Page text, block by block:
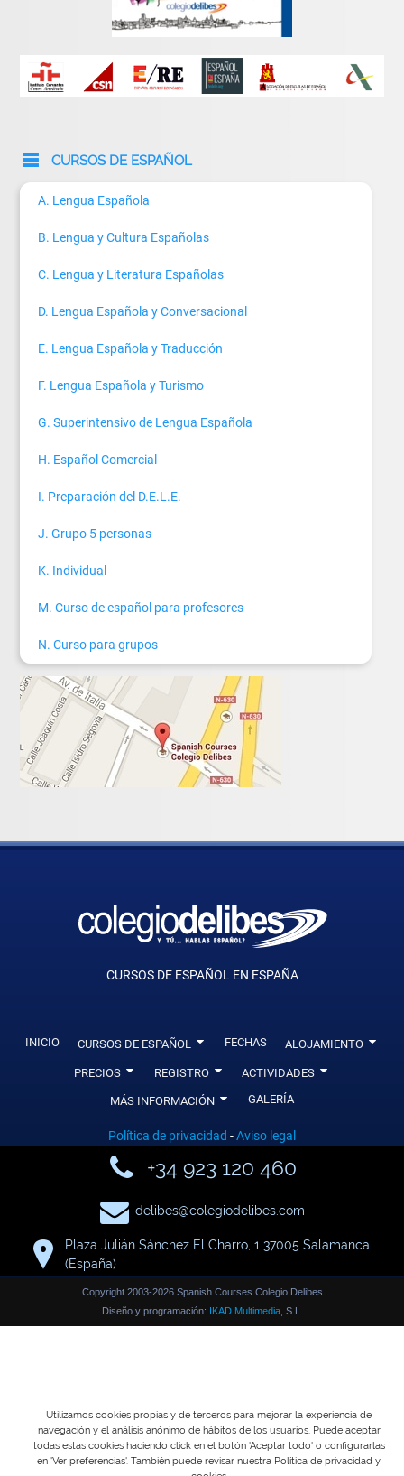
CURSOS DE ESPAÑOL
A. Lengua Española
B. Lengua y Cultura Españolas
C. Lengua y Literatura Españolas
D. Lengua Española y Conversacional
E. Lengua Española y Traducción
F. Lengua Española y Turismo
G. Superintensivo de Lengua Española
H. Español Comercial
I. Preparación del D.E.L.E.
J. Grupo 5 personas
K. Individual
M. Curso de español para profesores
N. Curso para grupos
CURSOS DE ESPAÑOL EN ESPAÑA
INICIO CURSOS DE ESPAÑOL 0 FECHAS ALOJAMIENTO 0
PRECIOS 0 REGISTRO 0 ACTIVIDADES 0
MÁS INFORMACIÓN 0 GALERÍA
Política de privacidad -Aviso legal
y +34 923 120 460
> delibes@colegiodelibes.com
+
Plaza Julián Sánchez El Charro, 1 37005 Salamanca
(España)
Copyright 2003-2026 Spanish Courses Colegio Delibes
Diseño y programación: IKAD Multimedia, S.L.
Utilizamos cookies propias y de terceros para mejorar la experiencia de
navegación y el análisis anónimo de hábitos de los usuarios. Puede aceptar
todas estas cookies haciendo click en el botón 'Aceptar todo' o configurarlas
en 'Ver preferencias'. También puede revisar nuestra Política de privacidad y